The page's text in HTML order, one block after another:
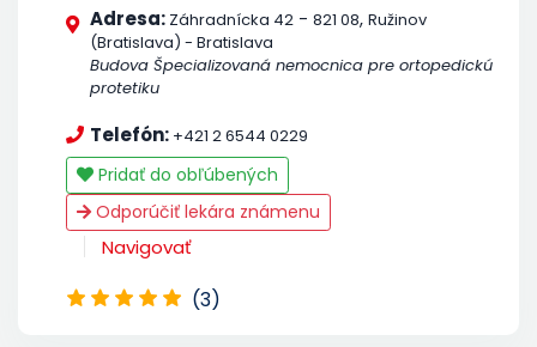
Adresa: Záhradnícka 42 - 821 08, Ružinov
(Bratislava) - Bratislava
Budova Špecializovaná nemocnica pre ortopedickú
protetiku
Telefón: +421 2 6544 0229
Pridať do obľúbených
Odporúčiť lekára známenu
Navigovať
(3)